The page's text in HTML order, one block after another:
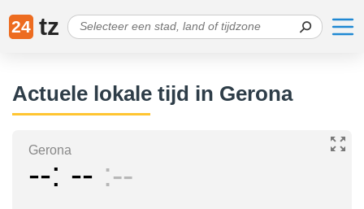
24 tz
Actuele lokale tijd in Gerona
Gerona
-- -- --